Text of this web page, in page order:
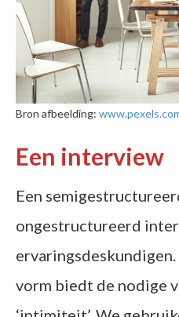
Bron afbeelding:
Een interview
Een
ongestructureerd
vorm biedt de nodige